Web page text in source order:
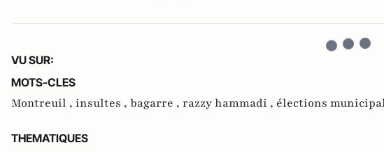
VU SUR:
MOTS-CLES
Montreuil , insultes , bagarre , razzy hammadi , élections
THEMATIQUES